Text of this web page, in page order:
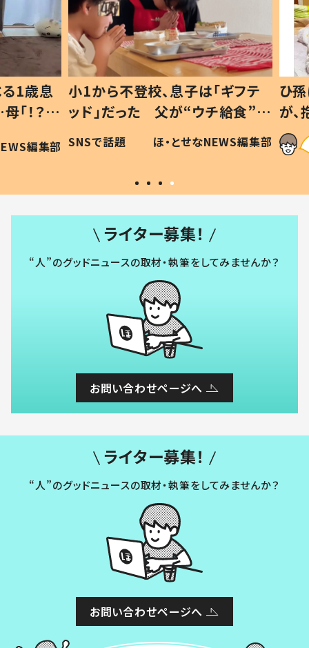
歳息
？」
編集部
小1から不登校、息子は「ギフテ
ッド」だった 父が“ウチ給食”を
作り続ける理由とは #令和の親
#令和の子
SNSで話題 ほ・とせなNEWS編集部
ひ孫
が、抱
「涙が
い」
ライター募集！
“人”のグッドニュースの取材・執筆をしてみませんか？
お問い合わせページへ
ライター募集！
“人”のグッドニュースの取材・執筆をしてみませんか？
お問い合わせページへ